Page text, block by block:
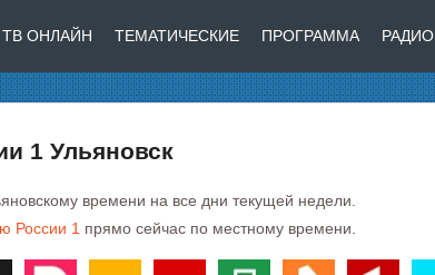
ТВ ОНЛАЙН ТЕМАТИЧЕСКИЕ ПРОГРАММА РАДИО
1 Ульяновск
времени на все дни текущей недели.
России 1 прямо сейчас по местному времени.